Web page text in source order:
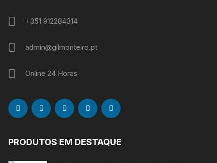
+351 912284314
admin@gilmonteiro.pt
Online 24 Horas
PRODUTOS EM DESTAQUE